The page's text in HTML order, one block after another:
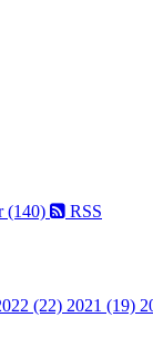
(140) RSS
(22) 2021 (19)